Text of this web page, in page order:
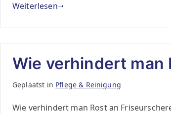
Weiterlesen
Wie verhindert man
Geplaatst in Pflege & Reinigung
Wie verhindert man Rost an